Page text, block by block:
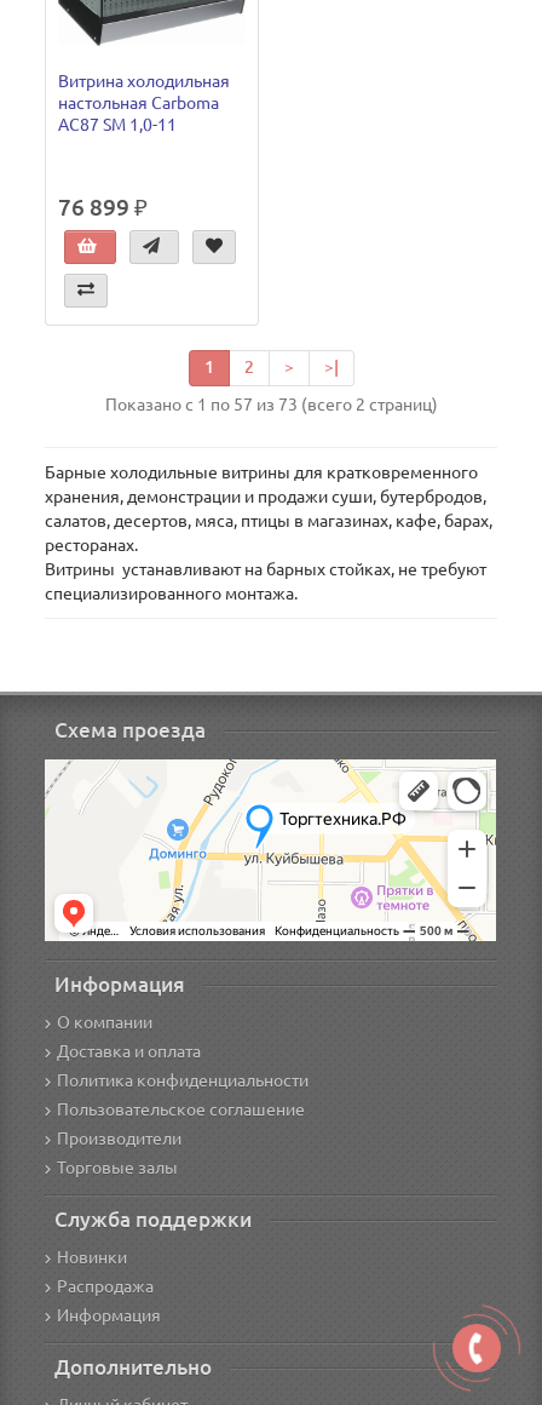
Витрина холодильная
настольная Carboma
AC87 SM 1,0-11
76 899 ₽
1 2 >
>|
Показано с 1 по 57 из 73 (всего 2 страниц)
Барные холодильные витрины для кратковременного
хранения, демонстрации и продажи суши, бутербродов,
салатов, десертов, мяса, птицы в магазинах, кафе, барах,
ресторанах.
Витрины устанавливают на барных стойках, не требуют
специализированного монтажа.
Схема проезда
Информация
О компании
Доставка и оплата
Политика конфиденциальности
Пользовательское соглашение
Производители
Торговые залы
Служба поддержки
Новинки
Распродажа
Информация
Дополнительно